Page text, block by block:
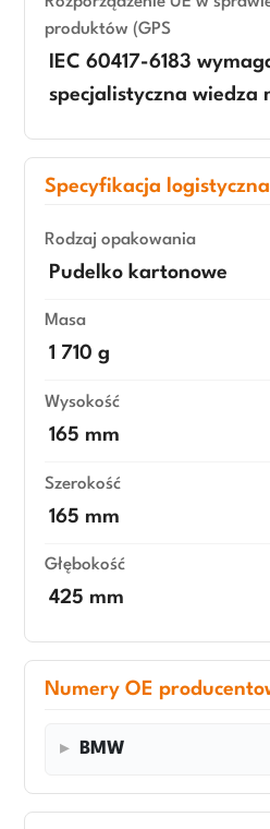
produktów (GPS
IEC 60417-6183
specjalistyczna wiedza
Specyfikacja logistyczna
Rodzaj opakowania
Pudelko kartonowe
Masa
1 710 g
Wysokość
165 mm
Szerokość
165 mm
Głębokość
425 mm
Numery OE
BMW